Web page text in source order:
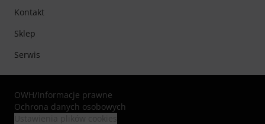
Kontakt
Sklep
Serwis
OWH/Informacje prawne
Ochrona danych osobowych